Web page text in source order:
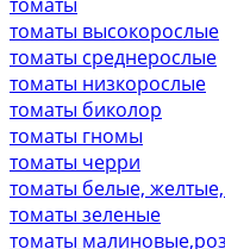
томаты высокорослые
томаты среднерослые
томаты низкорослые
томаты биколор
томаты гномы
томаты черри
томаты белые,
томаты зеленые
томаты